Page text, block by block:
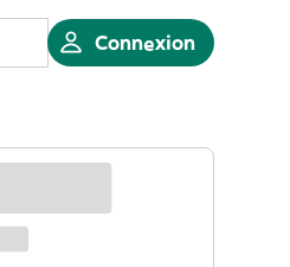
Connexion